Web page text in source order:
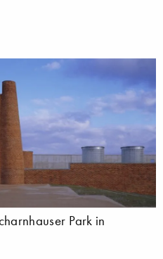
Park in